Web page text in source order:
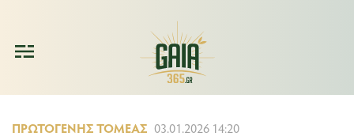
ΠΡΩΤΟΓΕΝΉΣ ΤΟΜΈΑΣ 03.01.2026 14:20